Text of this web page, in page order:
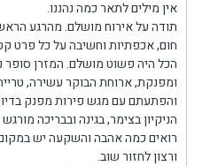
אין מילים לתאר כמה נהננו.
תודה על אירוח מושלם. מהרגע
חום, אכפתיות וחשיבה על כל פרט
הכל היה פשוט מושלם. המזרן סופר
ומפנקת, ארוחת הבוקר עשירה,
והפתעתם עם מגש פירות מפנק
הניקיון בצימר, בגינה ובבריכה
רואים כמה אהבה והשקעה יש במקום,
ורצון לחזור שוב.